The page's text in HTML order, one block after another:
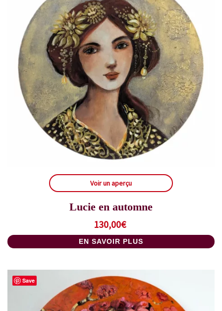
Voir un aperçu
Lucie en automne
130,00€
EN SAVOIR PLUS
Save